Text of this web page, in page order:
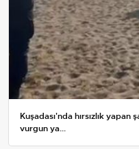
Kuşadası'nda hırsızlık
vurgun ya...